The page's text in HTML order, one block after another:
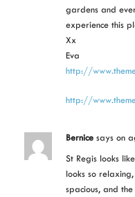
gardens and
experience this
Xx
Eva
http://
http://
Bernice says on
St Regis looks
looks so
spacious, and